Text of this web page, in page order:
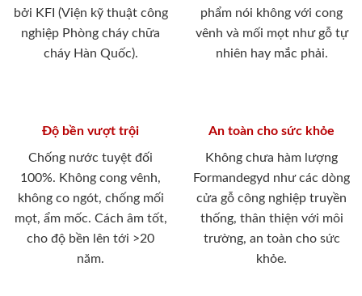
bởi KFI (Viện kỹ thuật công
nghiệp Phòng cháy chữa
cháy Hàn Quốc).
phẩm nói không với cong
vênh và mối mọt như gỗ tự
nhiên hay mắc phải.
Độ bền vượt trội
Chống nước tuyệt đối
100%. Không cong vênh,
không co ngót, chống mối
mọt, ẩm mốc. Cách âm tốt,
cho độ bền lên tới >20
năm.
An toàn cho sức khỏe
Không chưa hàm lượng
Formandegyd như các dòng
cửa gỗ công nghiệp truyền
thống, thân thiện với môi
trường, an toàn cho sức
khỏe.